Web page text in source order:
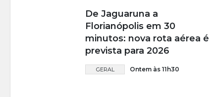
De Jaguaruna a
Florianópolis em 30
minutos: nova rota aérea é
prevista para 2026
GERAL Ontem às 11h30